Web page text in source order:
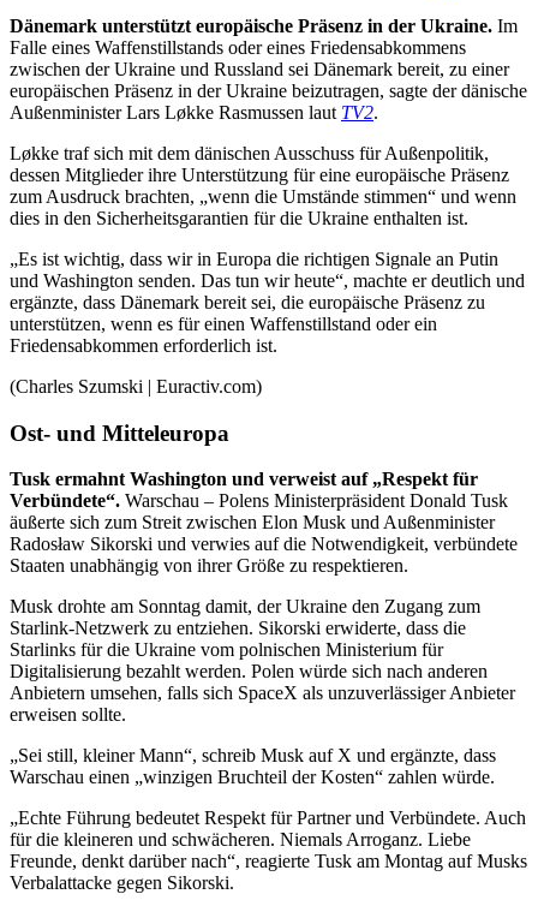
Dänemark unterstützt europäische Präsenz in der Ukraine. Im
Falle eines Waffenstillstands oder eines Friedensabkommens
zwischen der Ukraine und Russland sei Dänemark bereit, zu einer
europäischen Präsenz in der Ukraine beizutragen, sagte der dänische
Außenminister Lars Løkke Rasmussen laut TV2.
Løkke traf sich mit dem dänischen Ausschuss für Außenpolitik,
dessen Mitglieder ihre Unterstützung für eine europäische Präsenz
zum Ausdruck brachten, „wenn die Umstände stimmen“ und wenn
dies in den Sicherheitsgarantien für die Ukraine enthalten ist.
„Es ist wichtig, dass wir in Europa die richtigen Signale an Putin
und Washington senden. Das tun wir heute“, machte er deutlich und
ergänzte, dass Dänemark bereit sei, die europäische Präsenz zu
unterstützen, wenn es für einen Waffenstillstand oder ein
Friedensabkommen erforderlich ist.
(Charles Szumski | Euractiv.com)
Ost- und Mitteleuropa
Tusk ermahnt Washington und verweist auf „Respekt für
Verbündete“. Warschau – Polens Ministerpräsident Donald Tusk
äußerte sich zum Streit zwischen Elon Musk und Außenminister
Radosław Sikorski und verwies auf die Notwendigkeit, verbündete
Staaten unabhängig von ihrer Größe zu respektieren.
Musk drohte am Sonntag damit, der Ukraine den Zugang zum
Starlink-Netzwerk zu entziehen. Sikorski erwiderte, dass die
Starlinks für die Ukraine vom polnischen Ministerium für
Digitalisierung bezahlt werden. Polen würde sich nach anderen
Anbietern umsehen, falls sich SpaceX als unzuverlässiger Anbieter
erweisen sollte.
„Sei still, kleiner Mann“, schreib Musk auf X und ergänzte, dass
Warschau einen „winzigen Bruchteil der Kosten“ zahlen würde.
„Echte Führung bedeutet Respekt für Partner und Verbündete. Auch
für die kleineren und schwächeren. Niemals Arroganz. Liebe
Freunde, denkt darüber nach“, reagierte Tusk am Montag auf Musks
Verbalattacke gegen Sikorski.